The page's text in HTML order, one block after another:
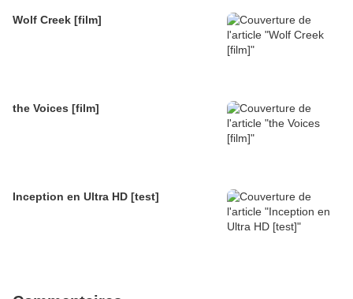
Wolf Creek [film]
the Voices [film]
Inception en Ultra HD [test]